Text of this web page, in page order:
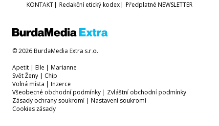
KONTAKT| Redakční etický kodex| Předplatné NEWSLETTER
© 2026 BurdaMedia Extra s.r.o.
Apetit | Elle | Marianne
Svět Ženy | Chip
Volná místa | Inzerce
Všeobecné obchodní podmínky | Zvláštní obchodní podmínky
Zásady ochrany soukromí | Nastavení soukromí
Cookies zásady